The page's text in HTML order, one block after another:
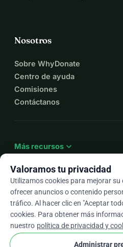
Nosotros
Sobre WhyDonate
Centro de ayuda
Comisiones
Contáctanos
Más recursos expand_more
Esarrow_drop_down
★★★★★4,9 / 5 según más
Valoramos tu privacidad
Utilizamos cookies para mejorar su
ofrecer anuncios o contenido
tráfico. Al hacer clic en "Aceptar
cookies. Para obtener más
nuestro política de privacidad y
Administrar